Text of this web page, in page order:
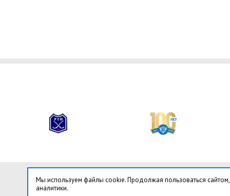
Мы используем файлы cookie. Продолжая пользоваться
аналитики.